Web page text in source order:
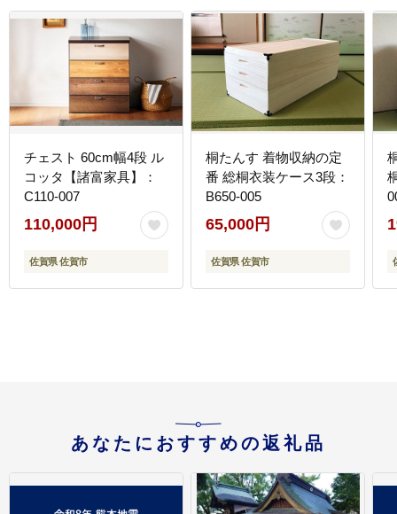
チェスト 60cm幅4段 ル
コッタ【諸富家具】：
C110-007
110,000円
佐賀県 佐賀市
桐たんす 着物収納の定
番 総桐衣装ケース3段：
B650-005
65,000円
佐賀県 佐賀市
あなたにおすすめの返礼品